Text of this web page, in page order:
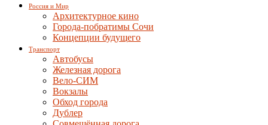
Россия и Мир
Архитектурное кино
Города-побратимы Сочи
Концепции будущего
Транспорт
Автобусы
Железная дорога
Вело-СИМ
Вокзалы
Обход города
Дублер